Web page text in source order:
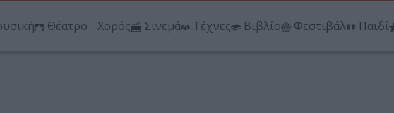
Θέατρο - Χορός Σινεμά Τέχνες Βιβλίο Φεστιβάλ Παιδί